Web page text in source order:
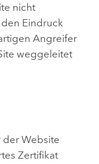
nicht
Eindruck
Angreifer
weggeleitet
der Website
Zertifikat